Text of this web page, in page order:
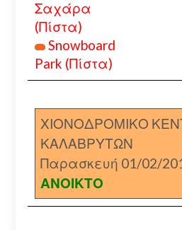
Σαχάρα
(Πίστα)
Snowboard
Park (Πίστα)
ΧΙΟΝΟΔΡΟΜΙΚΟ
ΚΑΛΑΒΡΥΤΩΝ
Παρασκευή 01/02/
ΑΝΟΙΚΤΟ